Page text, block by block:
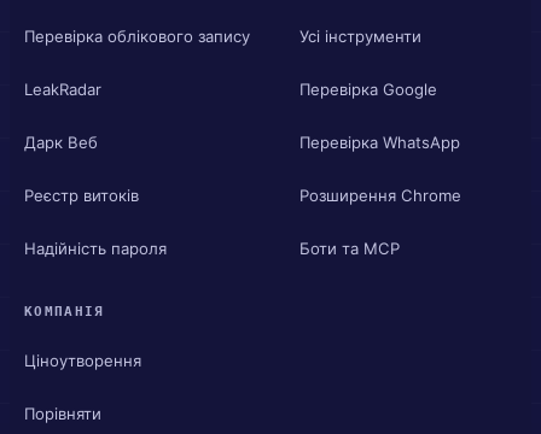
Перевірка облікового запису
LeakRadar
Дарк Веб
Реєстр витоків
Надійність пароля
Усі інструменти
Перевірка Google
Перевірка WhatsApp
Розширення Chrome
Боти та MCP
КОМПАНІЯ
Ціноутворення
Порівняти